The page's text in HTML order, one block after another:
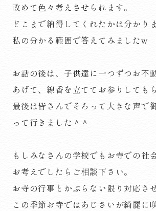
改めて色々考えさせられます。
どこまで納得してくれたかは分かり
私の分かる範囲で答えてみましたw
お話の後は、子供達に一つずつお不
あげて、線香を立ててお参りしても
最後は皆さんでそろって大きな声で
って行きました＾＾
もしみなさんの学校でもお寺での社
お考えでしたらご相談下さい。
お寺の行事とかぶらない限り対応さ
この季節お寺ではあじさいが綺麗に